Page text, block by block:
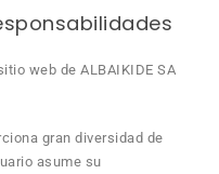
web de ALBAIKIDE SA
gran diversidad de
asume su